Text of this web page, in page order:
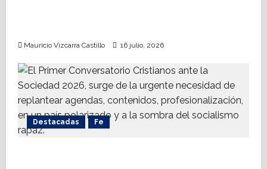
Mauricio Vizcarra Castillo 16 julio, 2026
Destacadas Fe